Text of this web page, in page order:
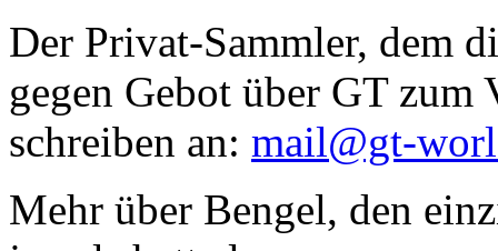
Der Privat-Sammler, dem
gegen Gebot über GT zum
schreiben an: mail@gt-
Mehr über Bengel, den